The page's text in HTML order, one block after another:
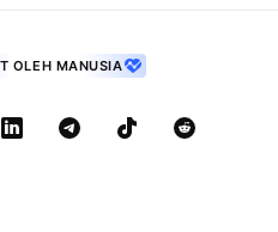
OLEH MANUSIA